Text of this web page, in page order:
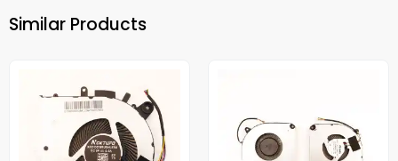
Similar Products